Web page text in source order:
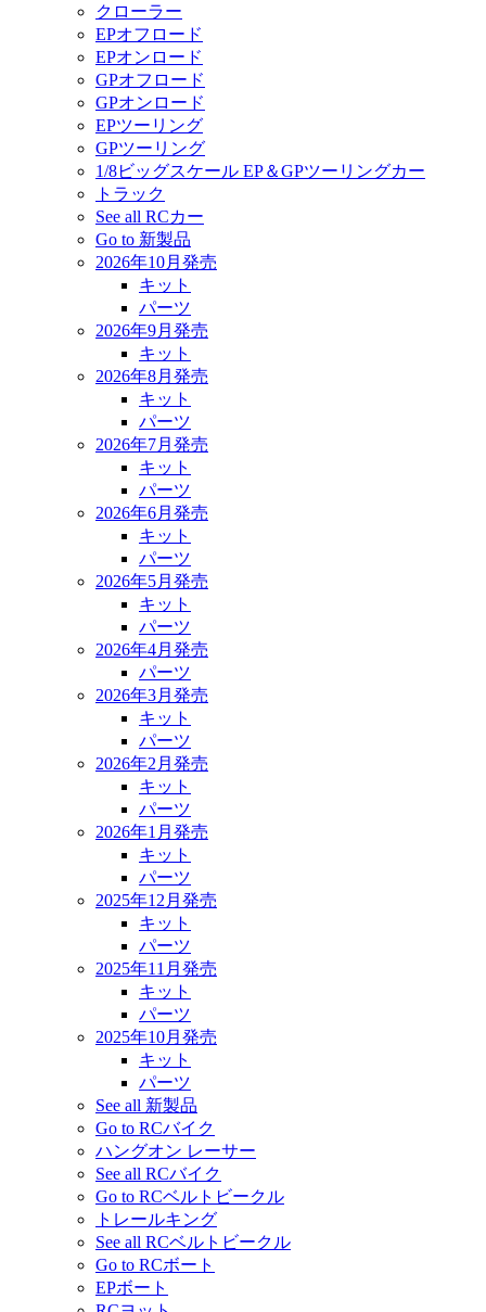
クローラー
EPオフロード
EPオンロード
GPオフロード
GPオンロード
EPツーリング
GPツーリング
1/8ビッグスケール EP＆GPツーリングカー
トラック
See all RCカー
Go to 新製品
2026年10月発売
キット
パーツ
2026年9月発売
キット
2026年8月発売
キット
パーツ
2026年7月発売
キット
パーツ
2026年6月発売
キット
パーツ
2026年5月発売
キット
パーツ
2026年4月発売
パーツ
2026年3月発売
キット
パーツ
2026年2月発売
キット
パーツ
2026年1月発売
キット
パーツ
2025年12月発売
キット
パーツ
2025年11月発売
キット
パーツ
2025年10月発売
キット
パーツ
See all 新製品
Go to RCバイク
ハングオン レーサー
See all RCバイク
Go to RCベルトビークル
トレールキング
See all RCベルトビークル
Go to RCボート
EPボート